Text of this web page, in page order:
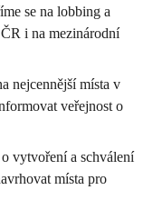
se na lobbing a
i na mezinárodní
nejcennější místa v
veřejnost o
vytvoření a schválení
místa pro